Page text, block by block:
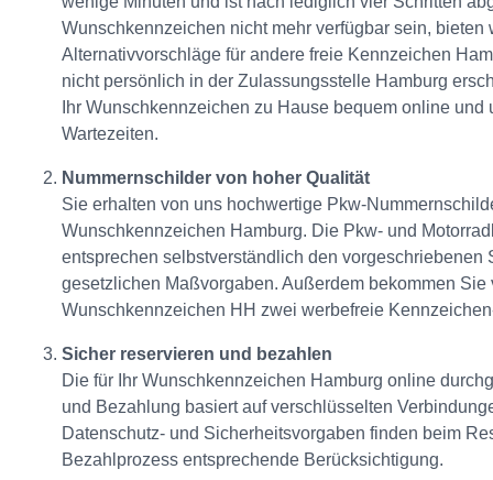
Wunschkennzeichen nicht mehr verfügbar sein, bieten
Alternativvorschläge für andere freie Kennzeichen
nicht persönlich in der Zulassungsstelle Hamburg
Ihr Wunschkennzeichen zu Hause bequem online
Wartezeiten.
Nummernschilder von hoher Qualität
Sie erhalten von uns hochwertige Pkw-
Wunschkennzeichen Hamburg. Die Pkw- und
entsprechen selbstverständlich den vorgeschriebenen
gesetzlichen Maßvorgaben. Außerdem bekommen Sie
Wunschkennzeichen HH zwei werbefreie
Sicher reservieren und bezahlen
Die für Ihr Wunschkennzeichen Hamburg online
und Bezahlung basiert auf verschlüsselten
Datenschutz- und Sicherheitsvorgaben finden beim
Bezahlprozess entsprechende Berücksichtigung.